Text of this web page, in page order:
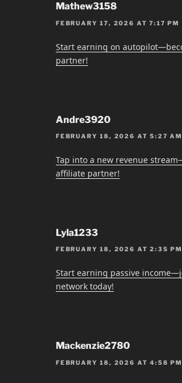
Mathew3158
FEBRUARY 17, 2026 AT 7:17 PM
Start earning on
partner!
Andre3920
FEBRUARY 18, 2026 AT 5:27 AM
Tap into a new revenue
affiliate partner!
Lyla1233
FEBRUARY 18, 2026 AT 2:35 PM
Start earning passive
network today!
Mackenzie2780
FEBRUARY 18, 2026 AT 4:58 PM